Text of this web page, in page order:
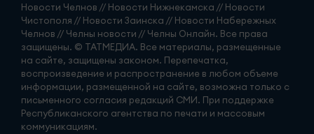
Новости Челнов // Новости Нижнекамска // Новости
Чистополя // Новости Заинска // Новости Набережных
Челнов // Челны новости // Челны Онлайн. Все права
защищены. © ТАТМЕДИА. Все материалы, размещенные
на сайте, защищены законом. Перепечатка,
воспроизведение и распространение в любом объеме
информации, размещенной на сайте, возможна только с
письменного согласия редакций СМИ. При поддержке
Республиканского агентства по печати и массовым
коммуникациям.